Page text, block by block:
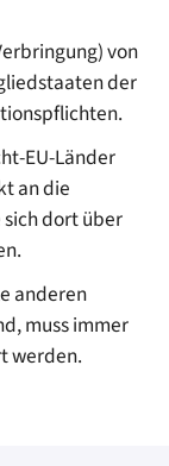
von
der
EU-Länder
an die
sich dort über
anderen
muss immer
werden.